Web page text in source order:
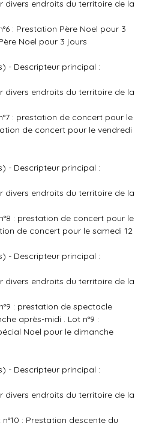
divers endroits du territoire de la
: Prestation Père Noel pour 3
Noel pour 3 jours
- Descripteur principal :
divers endroits du territoire de la
: prestation de concert pour le
de concert pour le vendredi
- Descripteur principal :
divers endroits du territoire de la
: prestation de concert pour le
de concert pour le samedi 12
- Descripteur principal :
divers endroits du territoire de la
: prestation de spectacle
après-midi . Lot n°9 :
Noel pour le dimanche
- Descripteur principal :
divers endroits du territoire de la
: Prestation descente du